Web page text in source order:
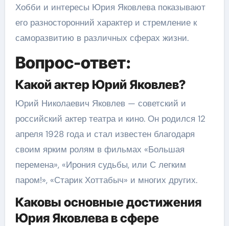
Хобби и интересы Юрия Яковлева показывают
его разносторонний характер и стремление к
саморазвитию в различных сферах жизни.
Вопрос-ответ:
Какой актер Юрий Яковлев?
Юрий Николаевич Яковлев — советский и
российский актер театра и кино. Он родился 12
апреля 1928 года и стал известен благодаря
своим ярким ролям в фильмах «Большая
перемена», «Ирония судьбы, или С легким
паром!», «Старик Хоттабыч» и многих других.
Каковы основные достижения
Юрия Яковлева в сфере